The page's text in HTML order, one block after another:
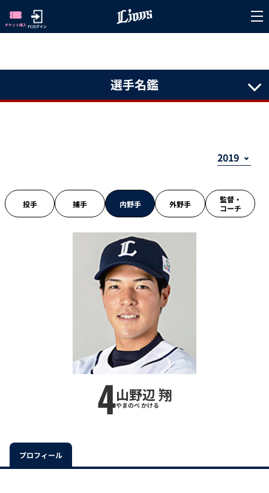
選手名鑑
投手 捕手 内野手 外野手
監督・
コーチ
4山野辺 翔
やまのべ かける
プロフィール